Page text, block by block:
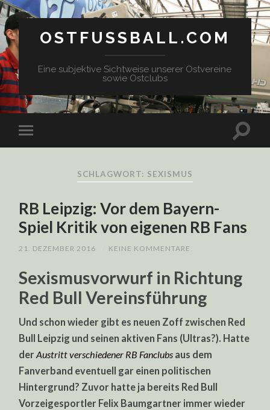
OSTFUSSBALL.COM
Eine subjektive Sichtweise unserer Ostvereine
sowie Ostclubs
SCHLAGWORT: SEXISMUS
RB Leipzig: Vor dem Bayern-
Spiel Kritik von eigenen RB Fans
21. DEZEMBER 2016 KEINE KOMMENTARE
Sexismusvorwurf in Richtung
Red Bull Vereinsführung
Und schon wieder gibt es neuen Zoff zwischen Red
Bull Leipzig und seinen aktiven Fans (Ultras?). Hatte
derAustritt verschiedener RB Fanclubs aus dem
Fanverband eventuell gar einen politischen
Hintergrund? Zuvor hatte ja bereits Red Bull
Vorzeigesportler Felix Baumgartner immer wieder